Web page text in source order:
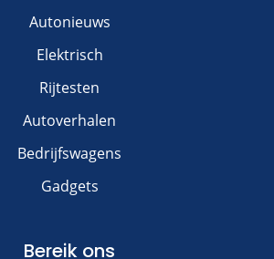
Autonieuws
Elektrisch
Rijtesten
Autoverhalen
Bedrijfswagens
Gadgets
Bereik ons